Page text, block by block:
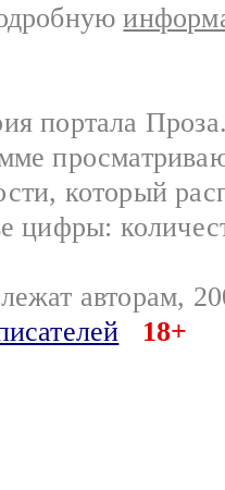
портала
который
цифры:
авторам,
18+